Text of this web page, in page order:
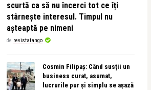
scurtă ca să nu încerci tot ce îți
stârnește interesul. Timpul nu
așteaptă pe nimeni
de revistatango
Cosmin Filipaș: Când susții un
business curat, asumat,
lucrurile pur și simplu se așază